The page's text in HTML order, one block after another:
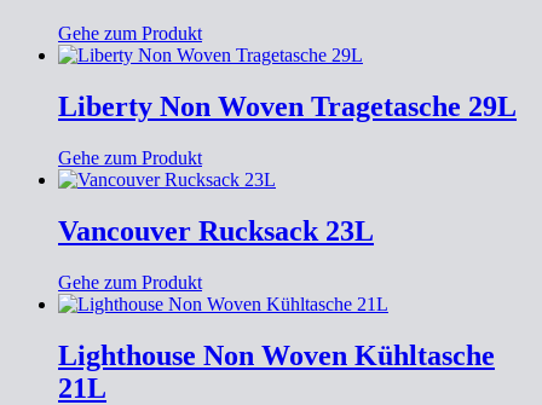
Gehe zum Produkt
Liberty Non Woven Tragetasche 29L
Gehe zum Produkt
Vancouver Rucksack 23L
Gehe zum Produkt
Lighthouse Non Woven Kühltasche
21L